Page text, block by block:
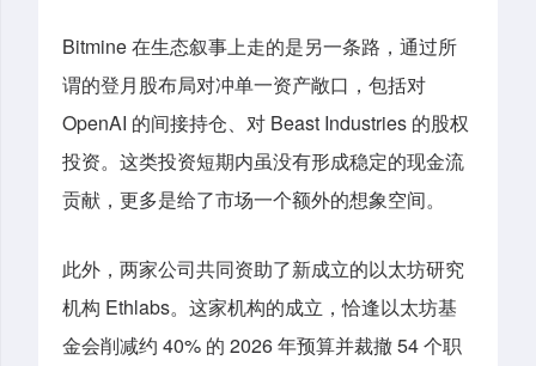
Bitmine 在生态叙事上走的是另一条路，通过所
谓的登月股布局对冲单一资产敞口，包括对
OpenAI 的间接持仓、对 Beast Industries 的股权
投资。这类投资短期内虽没有形成稳定的现金流
贡献，更多是给了市场一个额外的想象空间。
此外，两家公司共同资助了新成立的以太坊研究
机构 Ethlabs。这家机构的成立，恰逢以太坊基
金会削减约 40% 的 2026 年预算并裁撤 54 个职